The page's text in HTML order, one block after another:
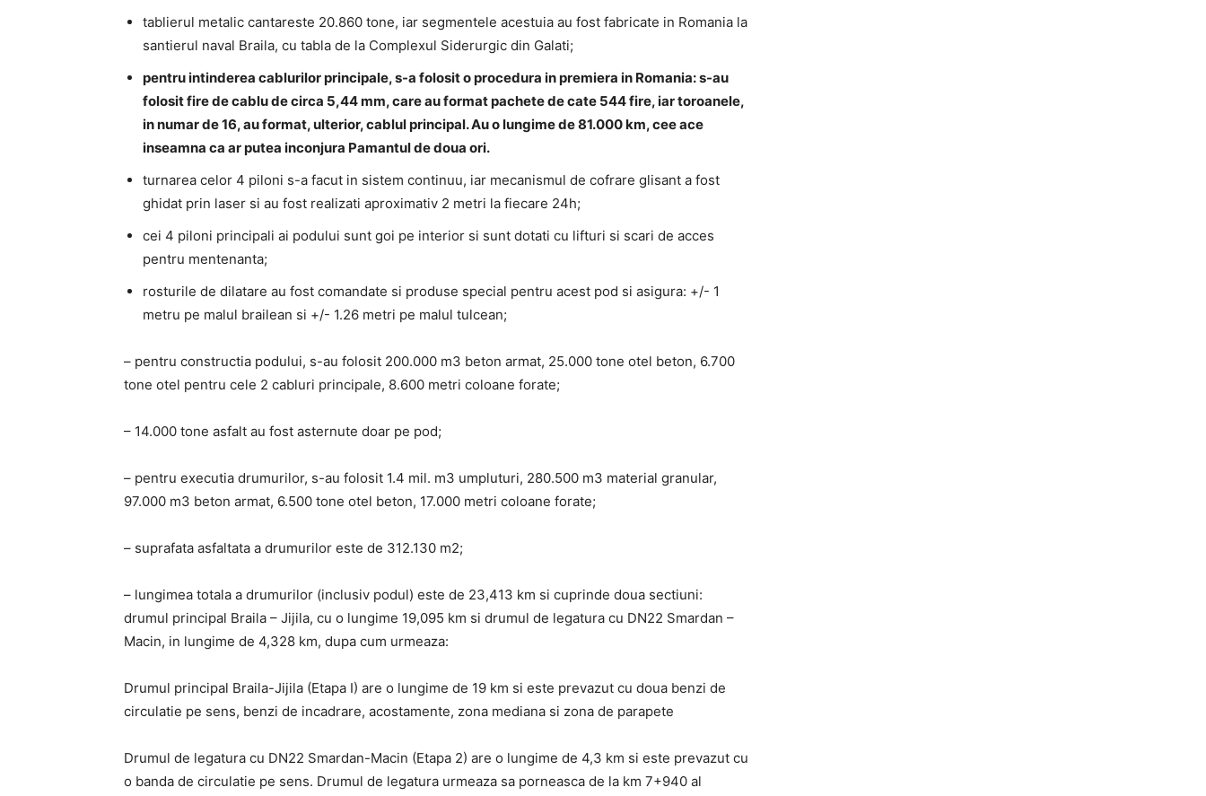
tablierul metalic cantareste 20.860 tone, iar segmentele acestuia au fost fabricate in Romania la
santierul naval Braila, cu tabla de la Complexul Siderurgic din Galati;
pentru intinderea cablurilor principale, s-a folosit o procedura in premiera in Romania: s-au
folosit fire de cablu de circa 5,44 mm, care au format pachete de cate 544 fire, iar toroanele,
in numar de 16, au format, ulterior, cablul principal. Au o lungime de 81.000 km, cee ace
inseamna ca ar putea inconjura Pamantul de doua ori.
turnarea celor 4 piloni s-a facut in sistem continuu, iar mecanismul de cofrare glisant a fost
ghidat prin laser si au fost realizati aproximativ 2 metri la fiecare 24h;
cei 4 piloni principali ai podului sunt goi pe interior si sunt dotati cu lifturi si scari de acces
pentru mentenanta;
rosturile de dilatare au fost comandate si produse special pentru acest pod si asigura: +/- 1
metru pe malul brailean si +/- 1.26 metri pe malul tulcean;
– pentru constructia podului, s-au folosit 200.000 m3 beton armat, 25.000 tone otel beton, 6.700
tone otel pentru cele 2 cabluri principale, 8.600 metri coloane forate;
– 14.000 tone asfalt au fost asternute doar pe pod;
– pentru executia drumurilor, s-au folosit 1.4 mil. m3 umpluturi, 280.500 m3 material granular,
97.000 m3 beton armat, 6.500 tone otel beton, 17.000 metri coloane forate;
– suprafata asfaltata a drumurilor este de 312.130 m2;
– lungimea totala a drumurilor (inclusiv podul) este de 23,413 km si cuprinde doua sectiuni:
drumul principal Braila – Jijila, cu o lungime 19,095 km si drumul de legatura cu DN22 Smardan –
Macin, in lungime de 4,328 km, dupa cum urmeaza:
Drumul principal Braila-Jijila (Etapa I) are o lungime de 19 km si este prevazut cu doua benzi de
circulatie pe sens, benzi de incadrare, acostamente, zona mediana si zona de parapete
Drumul de legatura cu DN22 Smardan-Macin (Etapa 2) are o lungime de 4,3 km si este prevazut cu
o banda de circulatie pe sens. Drumul de legatura urmeaza sa porneasca de la km 7+940 al